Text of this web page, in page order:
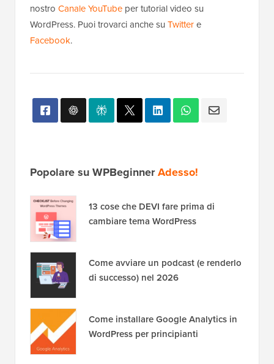
nostro Canale YouTube per tutorial video su
WordPress. Puoi trovarci anche su Twittere
Facebook.
Popolare su WPBeginnerAdesso!
13 cose che DEVI fare prima di
cambiare tema WordPress
Come avviare un podcast (e renderlo
di successo) nel 2026
Come installare Google Analytics in
WordPress per principianti